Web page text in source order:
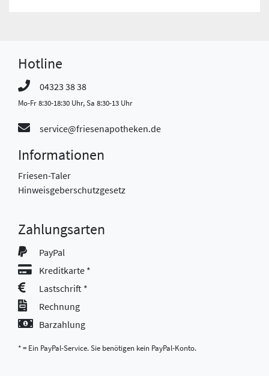
Hotline
04323 38 38
Mo-Fr 8:30-18:30 Uhr, Sa 8:30-13 Uhr
service@friesenapotheken.de
Informationen
Friesen-Taler
Hinweisgeberschutzgesetz
Zahlungsarten
PayPal
Kreditkarte *
Lastschrift *
Rechnung
Barzahlung
* = Ein PayPal-Service. Sie benötigen kein PayPal-Konto.